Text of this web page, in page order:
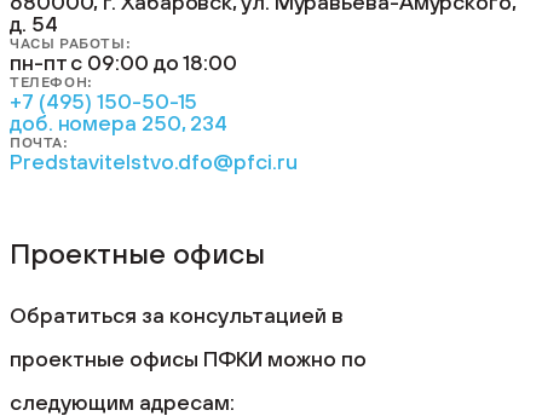
д. 54
ЧАСЫ РАБОТЫ:
пн-пт с 09:00 до 18:00
ТЕЛЕФОН:
+7 (495) 150-50-15
доб. номера 250, 234
ПОЧТА:
Predstavitelstvo.dfo@pfci.ru
Проектные офисы
Обратиться за консультацией в
проектные офисы ПФКИ можно по
следующим адресам: